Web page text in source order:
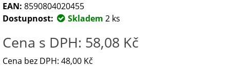
EAN: 8590804020455
Dostupnost:
Skladem 2 ks
Cena s DPH: 58,08 Kč
Cena bez DPH: 48,00 Kč